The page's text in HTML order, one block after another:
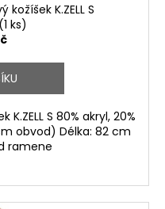
K.ZELL S
(1 ks)
S 80% akryl, 20%
obvod) Délka: 82 cm
ramene